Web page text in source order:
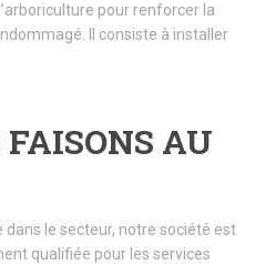
pour renforcer la
Il consiste à installer
FAISONS AU
dans le secteur, notre société est
qualifiée pour les services